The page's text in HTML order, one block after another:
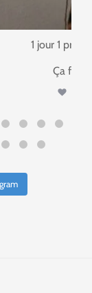
🥰